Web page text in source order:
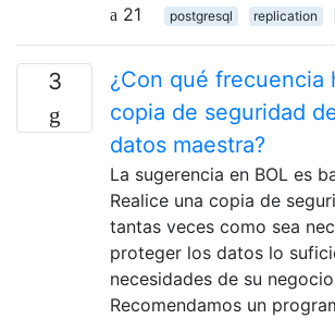
21
postgresql replication
3
¿Con qué frecuencia
copia de seguridad
datos maestra?
La sugerencia en BOL es
Realice una copia de
tantas veces como sea
proteger los datos lo
necesidades de su
Recomendamos un